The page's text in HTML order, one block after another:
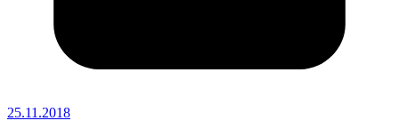
25.11.2018